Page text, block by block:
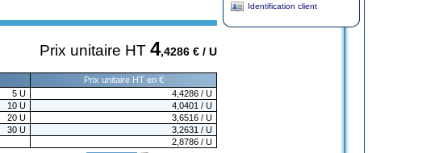
Prix unitaire HT 4,4286 € / U
Prix unitaire HT en €
5 U 4,4286 / U
10 U 4,0401 / U
20 U 3,6516 / U
30 U 3,2631 / U
2,8786 / U
Identification client